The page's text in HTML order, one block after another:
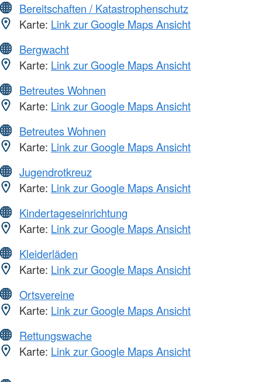
Bereitschaften / Katastrophenschutz
Karte: Link zur Google Maps Ansicht
Bergwacht
Karte: Link zur Google Maps Ansicht
Betreutes Wohnen
Karte: Link zur Google Maps Ansicht
Betreutes Wohnen
Karte: Link zur Google Maps Ansicht
Jugendrotkreuz
Karte: Link zur Google Maps Ansicht
Kindertageseinrichtung
Karte: Link zur Google Maps Ansicht
Kleiderläden
Karte: Link zur Google Maps Ansicht
Ortsvereine
Karte: Link zur Google Maps Ansicht
Rettungswache
Karte: Link zur Google Maps Ansicht